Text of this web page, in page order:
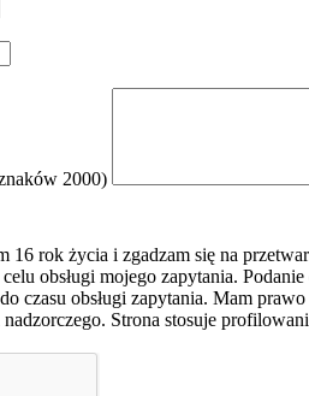
2000)
16 rok życia i zgadzam się na
obsługi mojego zapytania.
czasu obsługi zapytania. Mam
Strona stosuje